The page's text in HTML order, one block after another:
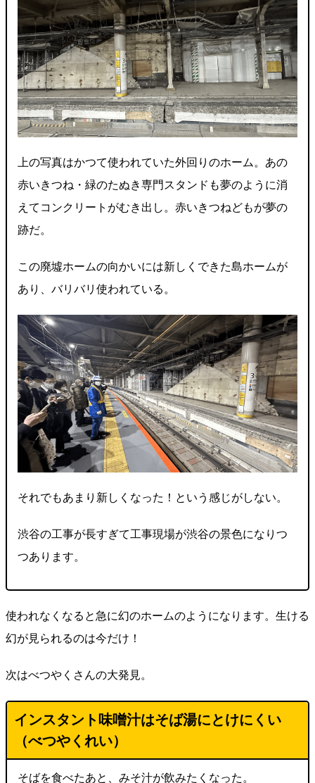
上の写真はかつて使われていた外回りのホーム。あの
赤いきつね・緑のたぬき専門スタンドも夢のように消
えてコンクリートがむき出し。赤いきつねどもが夢の
跡だ。
この廃墟ホームの向かいには新しくできた島ホームが
あり、バリバリ使われている。
それでもあまり新しくなった！という感じがしない。
渋谷の工事が長すぎて工事現場が渋谷の景色になりつ
つあります。
使われなくなると急に幻のホームのようになります。生ける
幻が見られるのは今だけ！
次はべつやくさんの大発見。
インスタント味噌汁はそば湯にとけにくい
（べつやくれい）
そばを食べたあと、みそ汁が飲みたくなった。